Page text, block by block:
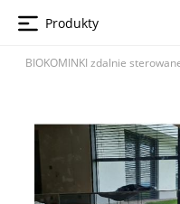
Produkty
BIOKOMINKI zdalnie